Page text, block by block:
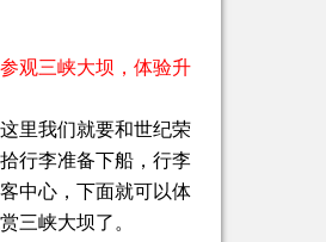
观三峡大坝，体验升
里我们就要和世纪荣
行李准备下船，行李
中心，下面就可以体
三峡大坝了。